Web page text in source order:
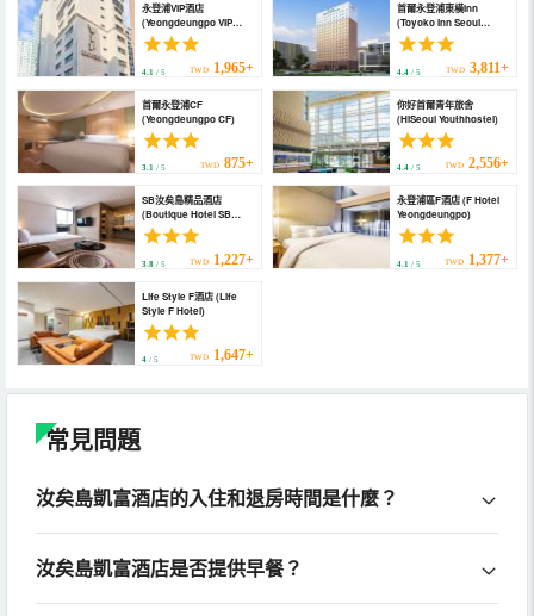
永登浦VIP酒店
(Yeongdeungpo VIP
Hotel)
4.1 / 5 TWD 1,965+
首爾永登浦東橫Inn
(Toyoko Inn Seoul
Yeongdeungpo)
4.4/ 5 TWD 3,811+
首爾永登浦CF
(Yeongdeungpo CF)
3.1 / 5 TWD 875+
你好首爾青年旅舍
(HiSeoul Youthhostel)
4.4/ 5 TWD 2,556+
SB汝矣島精品酒店
(Boutique Hotel SB
Yeouido)
3.8 / 5 TWD 1,227+
永登浦區F酒店 (F Hotel
Yeongdeungpo)
4.1/ 5 TWD 1,377+
Life Style F酒店 (Life
Style F Hotel)
4 / 5 TWD 1,647+
常見問題
汝矣島凱富酒店的入住和退房時間是什麼？
汝矣島凱富酒店是否提供早餐？